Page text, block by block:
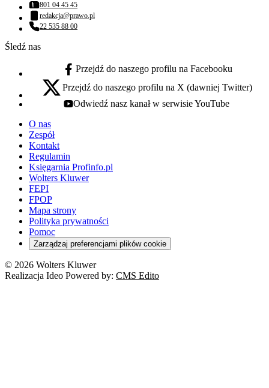
Numer telefonu:
801 04 45 45
Adres email:
redakcja@prawo.pl
Numer telefonu:
22 535 88 00
Śledź nas
facebook - otwiera się w nowej karcie
Przejdź do naszego profilu na Facebooku
x - otwiera się w nowej karcie
Przejdź do naszego profilu na X (dawniej Twitter)
youtube - otwiera się w nowej karcie
Odwiedź nasz kanał w serwisie YouTube
O nas
Zespół
Kontakt
Regulamin
Księgarnia Profinfo.pl
Wolters Kluwer
FEPI
FPOP
Mapa strony
Polityka prywatności
Pomoc
Zarządzaj preferencjami plików cookie
© 2026 Wolters Kluwer
Realizacja Ideo Powered by: CMS Edito